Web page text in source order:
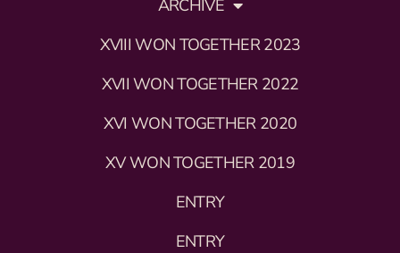
ARCHIVE
XVIII WON TOGETHER 2023
XVII WON TOGETHER 2022
XVI WON TOGETHER 2020
XV WON TOGETHER 2019
ENTRY
ENTRY